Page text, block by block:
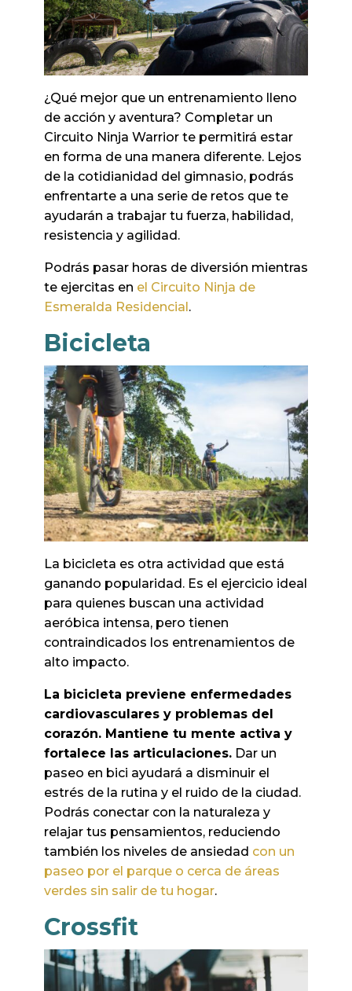
¿Qué mejor que un entrenamiento lleno
de acción y aventura? Completar un
Circuito Ninja Warrior te permitirá estar
en forma de una manera diferente. Lejos
de la cotidianidad del gimnasio, podrás
enfrentarte a una serie de retos que te
ayudarán a trabajar tu fuerza, habilidad,
resistencia y agilidad.
Podrás pasar horas de diversión mientras
te ejercitas en el Circuito Ninja de
Esmeralda Residencial .
Bicicleta
La bicicleta es otra actividad que está
ganando popularidad. Es el ejercicio ideal
para quienes buscan una actividad
aeróbica intensa, pero tienen
contraindicados los entrenamientos de
alto impacto.
La bicicleta previene enfermedades
cardiovasculares y problemas del
corazón. Mantiene tu mente activa y
fortalece las articulaciones. Dar un
paseo en bici ayudará a disminuir el
estrés de la rutina y el ruido de la ciudad.
Podrás conectar con la naturaleza y
relajar tus pensamientos, reduciendo
también los niveles de ansiedad con un
paseo por el parque o cerca de áreas
verdes sin salir de tu hogar.
Crossfit